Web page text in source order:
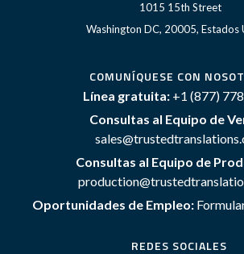
1015 15th Street
Washington DC, 20005, Estados
COMUNÍQUESE CON
Línea gratuita: +1 (877)
Consultas al Equipo de
Consultas al Equipo de
Oportunidades de Empleo:
REDES SOCIALES